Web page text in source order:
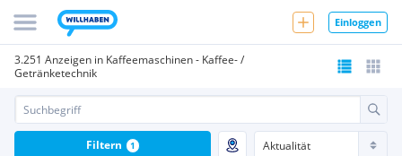
Einloggen
3.251 Anzeigen in Kaffeemaschinen - Kaffee- /
Getränketechnik
Filtern 1